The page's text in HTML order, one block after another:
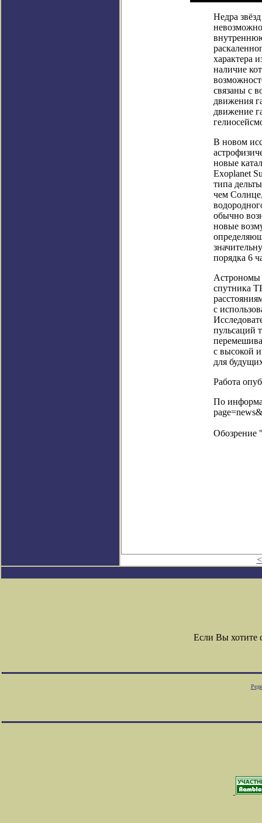
Недра
характера
наличие
связаны с
движения
движение
В новом
новые
Exoplanet
типа
чем
обычно
новые
порядка 6
Астрономы
спутника
с
пульсаций
с высокой
для
Работа
По
Обозрение
Если Вы хотите